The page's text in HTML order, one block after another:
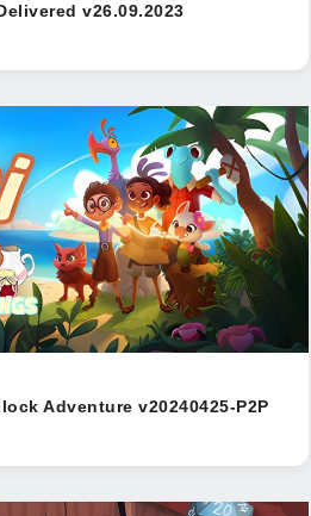
v26.09.2023
Adventure v20240425-P2P